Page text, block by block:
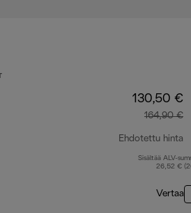
130,50 €
164,90 €
Ehdotettu hinta
Sisältää ALV-
26,52 €
Vertaa